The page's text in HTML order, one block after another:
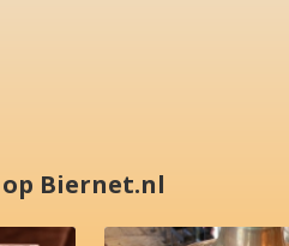
Biernet.nl